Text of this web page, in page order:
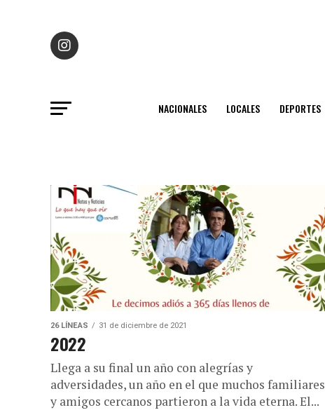
NACIONALES LOCALES DEPORTES
26 LÍNEAS 31 de diciembre de 2021
2022
Llega a su final un año con alegrías y
adversidades, un año en el que muchos familiares
y amigos cercanos partieron a la vida eterna. El...